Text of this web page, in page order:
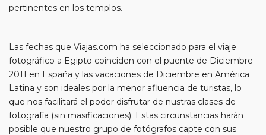
pertinentes en los templos.
Las fechas que Viajas.com ha seleccionado para el viaje
fotográfico a Egipto coinciden con el puente de Diciembre
2011 en España y las vacaciones de Diciembre en América
Latina y son ideales por la menor afluencia de turistas, lo
que nos facilitará el poder disfrutar de nustras clases de
fotografía (sin masificaciones). Estas circunstancias harán
posible que nuestro grupo de fotógrafos capte con sus